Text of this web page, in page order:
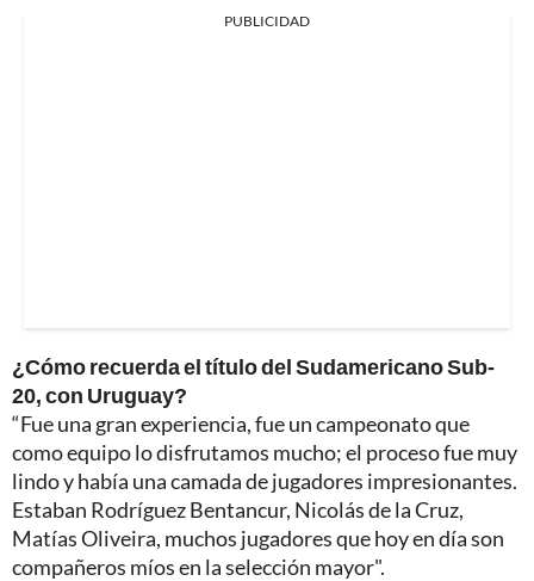
PUBLICIDAD
¿Cómo recuerda el título del Sudamericano Sub-
20, con Uruguay?
“Fue una gran experiencia, fue un campeonato que
como equipo lo disfrutamos mucho; el proceso fue muy
lindo y había una camada de jugadores impresionantes.
Estaban Rodríguez Bentancur, Nicolás de la Cruz,
Matías Oliveira, muchos jugadores que hoy en día son
compañeros míos en la selección mayor".